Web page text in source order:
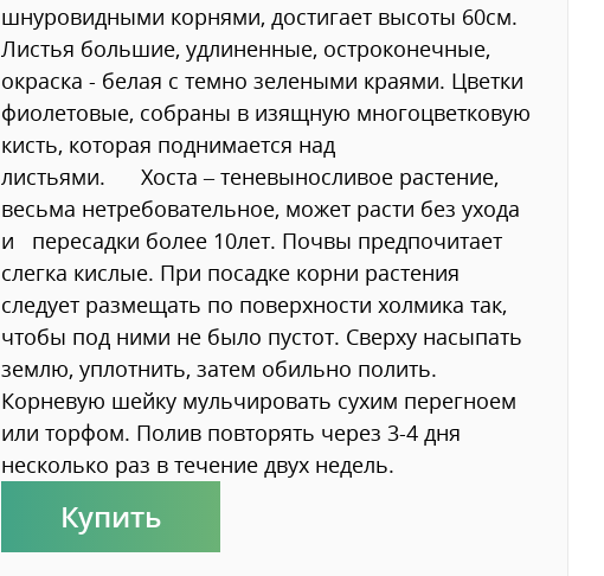
шнуровидными корнями, достигает высоты 60см.
Листья большие, удлиненные, остроконечные,
окраска - белая с темно зелеными краями. Цветки
фиолетовые, собраны в изящную многоцветковую
кисть, которая поднимается над
листьями. Хоста – теневыносливое растение,
весьма нетребовательное, может расти без ухода
и пересадки более 10лет. Почвы предпочитает
слегка кислые. При посадке корни растения
следует размещать по поверхности холмика так,
чтобы под ними не было пустот. Сверху насыпать
землю, уплотнить, затем обильно полить.
Корневую шейку мульчировать сухим перегноем
или торфом. Полив повторять через 3-4 дня
несколько раз в течение двух недель.
Купить